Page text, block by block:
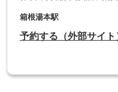
箱根湯本駅
予約する（外部サイト